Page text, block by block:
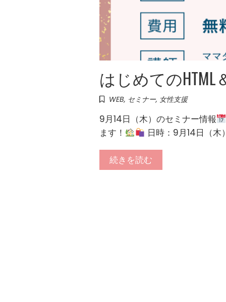
はじめての
WEB, セミナー, 女性支援
9月14日（木）のセミナー情報
ます！
日時：9月14日（木
続きを読む